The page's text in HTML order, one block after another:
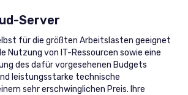
Server
für die größten Arbeitslasten geeignet
Nutzung von IT-Ressourcen sowie eine
des dafür vorgesehenen Budgets
leistungsstarke technische
sehr erschwinglichen Preis. Ihre